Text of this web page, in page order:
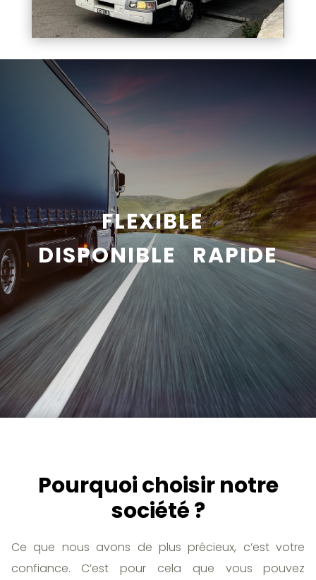
FLEXIBLE
DISPONIBLE RAPIDE
Pourquoi choisir notre
société ?
Ce que nous avons de plus précieux, c’est votre
confiance. C’est pour cela que vous pouvez